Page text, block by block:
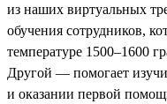
из наших виртуальных
обучения сотрудников,
температуре 1500–1600
Другой — помогает
и оказании первой